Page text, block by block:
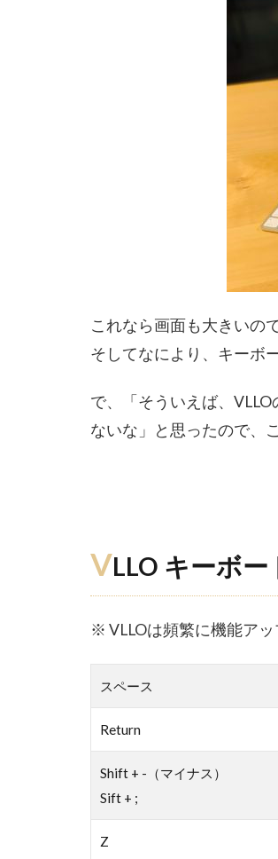
これなら画面も大きいの
そしてなにより、キーボ
で、「そういえば、
ないな」と思ったので、
VLLO キーボ
※ VLLOは頻繁に機能ア
スペース
Return
Shift + -（マイナス）
Sift + ;
Z